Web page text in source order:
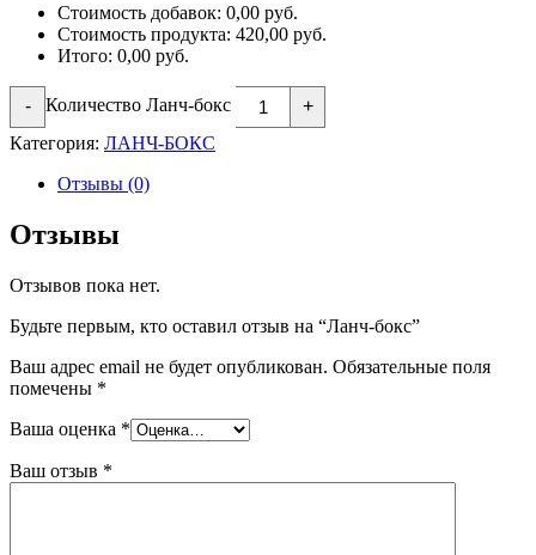
Стоимость добавок: 0,00 руб.
Стоимость продукта: 420,00 руб.
Итого: 0,00 руб.
- Количество Ланч-бокс +
Категория: ЛАНЧ-БОКС
Отзывы (0)
Отзывы
Отзывов пока нет.
Будьте первым, кто оставил отзыв на “Ланч-бокс”
Ваш адрес email не будет опубликован. Обязательные поля
помечены *
Ваша оценка *
Ваш отзыв *